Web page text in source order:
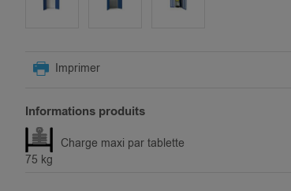
THE
THE
IMAGES
GALLERY
Imprimer
Informations produits
75 kg
Charge maxi par tablette